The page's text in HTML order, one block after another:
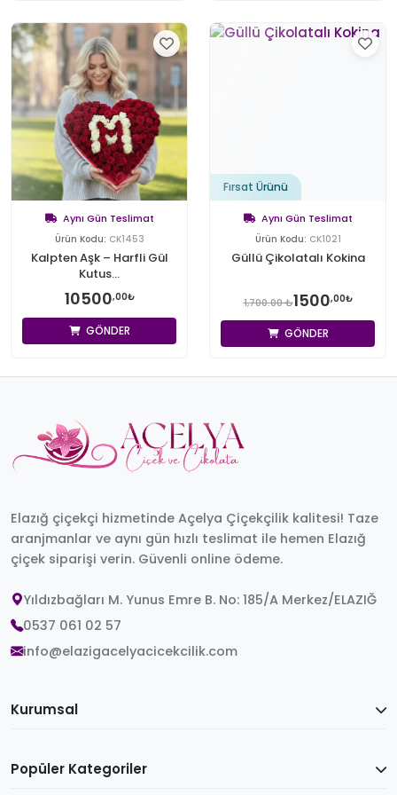
Aynı Gün Teslimat
Ürün Kodu: CK1453
Kalpten Aşk – Harfli Gül
Kutus...
10500,00₺
GÖNDER
Fırsat Ürünü
Aynı Gün Teslimat
Ürün Kodu: CK1021
Güllü Çikolatalı Kokina
1,700.00 ₺1500,00₺
GÖNDER
Elazığ çiçekçi hizmetinde Açelya Çiçekçilik kalitesi! Taze
aranjmanlar ve aynı gün hızlı teslimat ile hemen Elazığ
çiçek siparişi verin. Güvenli online ödeme.
Yıldızbağları M. Yunus Emre B. No: 185/A Merkez/ELAZIĞ
0537 061 02 57
info@elazigacelyacicekcilik.com
Kurumsal
Popüler Kategoriler